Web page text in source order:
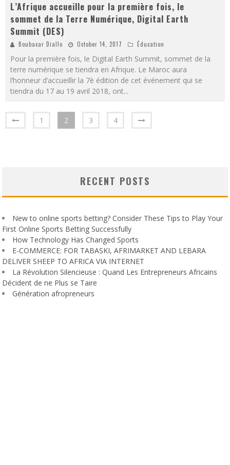
L’Afrique accueille pour la première fois, le
sommet de la Terre Numérique, Digital Earth
Summit (DES)
Boubacar Diallo October 14, 2017 Éducation
Pour la première fois, le Digital Earth Summit, sommet de la
terre numérique se tiendra en Afrique. Le Maroc aura
l’honneur d’accueillir la 7è édition de cet événement qui se
tiendra du 17 au 19 avril 2018, ont...
1 2 3 4
RECENT POSTS
New to online sports betting? Consider These Tips to Play Your
First Online Sports Betting Successfully
How Technology Has Changed Sports
E-COMMERCE: FOR TABASKI, AFRIMARKET AND LEBARA
DELIVER SHEEP TO AFRICA VIA INTERNET
La Révolution Silencieuse : Quand Les Entrepreneurs Africains
Décident de ne Plus se Taire
Génération afropreneurs